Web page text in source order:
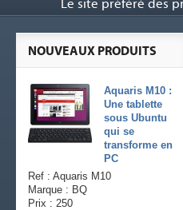
Le site préféré des
NOUVEAUX PRODUITS
Aquaris M10 :
Une tablette
sous Ubuntu
qui se
transforme en
PC
Ref : Aquaris M10
Marque : BQ
Prix : 250